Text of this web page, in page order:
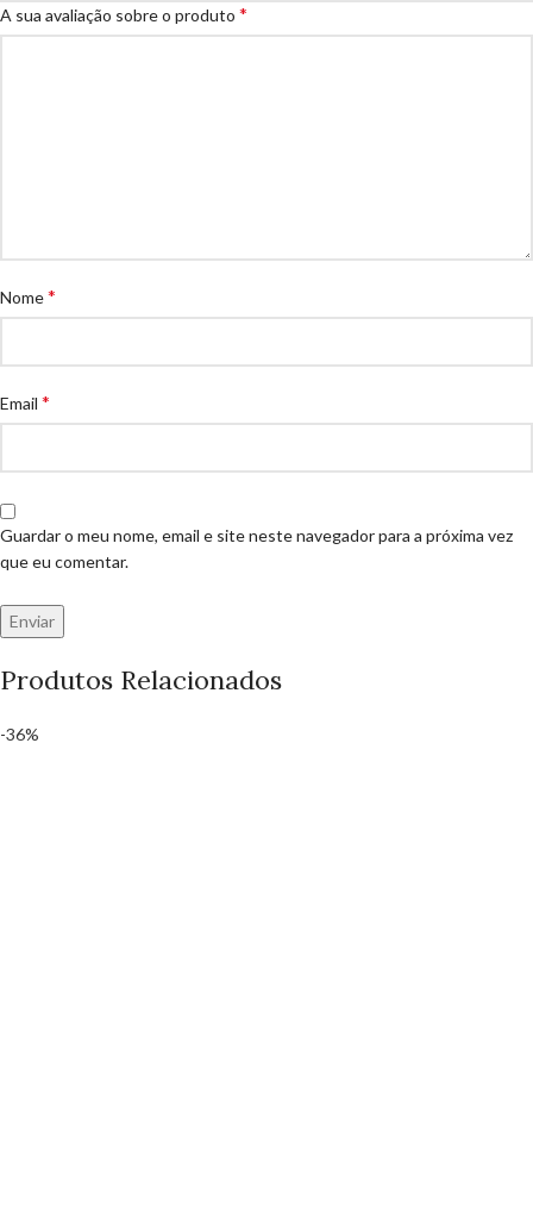
A sua avaliação sobre o produto *
Nome*
Email *
Guardar o meu nome, email e site neste navegador para a próxima vez
que eu comentar.
Produtos Relacionados
-36%